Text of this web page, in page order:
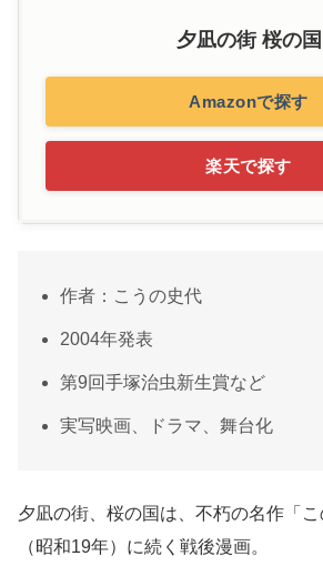
夕凪の街 桜の国
Amazonで探す
楽天で探す
作者：こうの史代
2004年発表
第9回手塚治虫新生賞など
実写映画、ドラマ、舞台化
夕凪の街、桜の国は、不朽の名作「こ
（昭和19年）に続く戦後漫画。